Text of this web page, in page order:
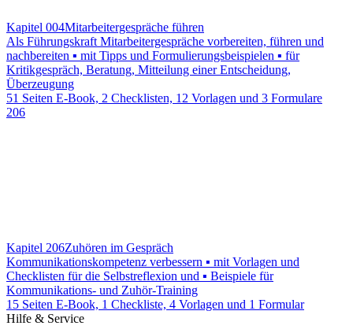
Kapitel 004Mitarbeitergespräche führen
Als Führungskraft Mitarbeitergespräche vorbereiten, führen und
nachbereiten ▪ mit Tipps und Formulierungsbeispielen ▪ für
Kritikgespräch, Beratung, Mitteilung einer Entscheidung,
Überzeugung
51 Seiten E-Book, 2 Checklisten, 12 Vorlagen und 3 Formulare
206
Kapitel 206Zuhören im Gespräch
Kommunikationskompetenz verbessern ▪ mit Vorlagen und
Checklisten für die Selbstreflexion und ▪ Beispiele für
Kommunikations- und Zuhör-Training
15 Seiten E-Book, 1 Checkliste, 4 Vorlagen und 1 Formular
Hilfe & Service